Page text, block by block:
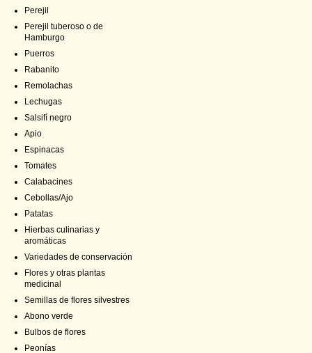
Perejil
Perejil tuberoso o de
Hamburgo
Puerros
Rabanito
Remolachas
Lechugas
Salsifí negro
Apio
Espinacas
Tomates
Calabacines
Cebollas/Ajo
Patatas
Hierbas culinarias y
aromáticas
Variedades de conservación
Flores y otras plantas
medicinal
Semillas de flores silvestres
Abono verde
Bulbos de flores
Peonías